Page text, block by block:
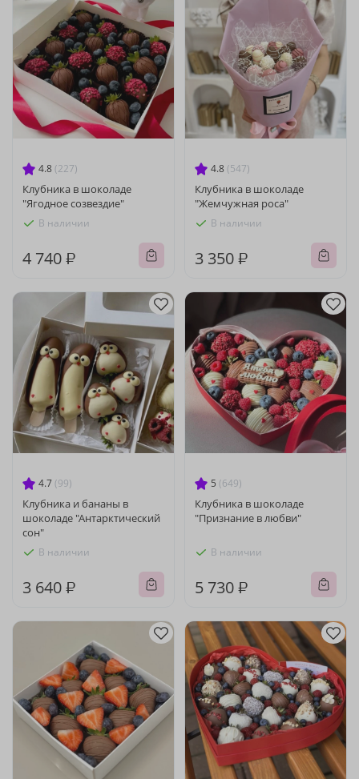
4.8 (227)
Клубника в шоколаде
"Ягодное созвездие"
В наличии
4 740 ₽
4.8 (547)
Клубника в шоколаде
"Жемчужная роса"
В наличии
3 350 ₽
4.7 (99)
Клубника и бананы в
шоколаде "Антарктический
сон"
В наличии
3 640 ₽
5 (649)
Клубника в шоколаде
"Признание в любви"
В наличии
5 730 ₽